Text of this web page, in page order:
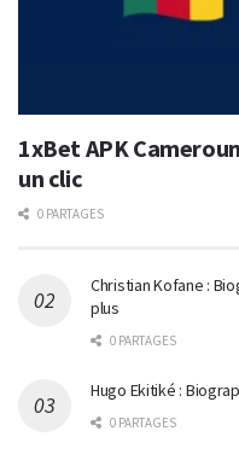
1xBet APK
un clic
0 PARTAGES
Christian Kofane :
plus
0 PARTAGES
Hugo Ekitiké :
0 PARTAGES